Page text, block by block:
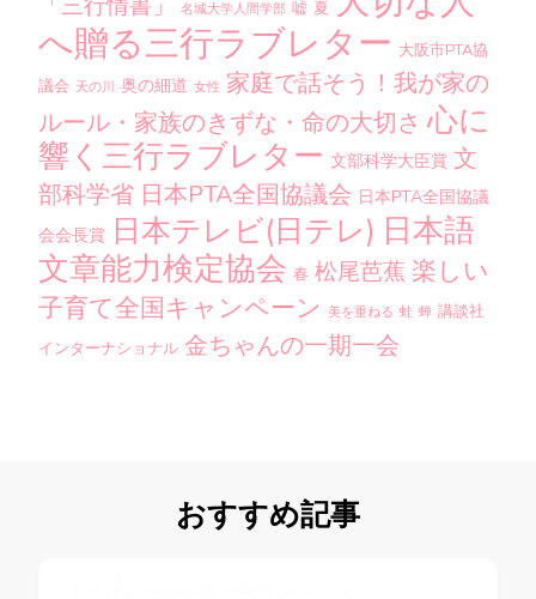
名城大学人間学部 嘘 夏
へ贈る三行ラブレター 大阪市PTA協
議会 天の川 奥の細道 女性 家庭で話そう！我が家の
ルール・家族のきずな・命の大切さ 心に
響く三行ラブレター 文部科学大臣賞 文
部科学省 日本PTA全国協議会 日本PTA全国協議
会会長賞 日本テレビ(日テレ) 日本語
文章能力検定協会 春 松尾芭蕉 楽しい
子育て全国キャンペーン 美を重ねる 蛙 蝉 講談社
インターナショナル 金ちゃんの一期一会
おすすめ記事